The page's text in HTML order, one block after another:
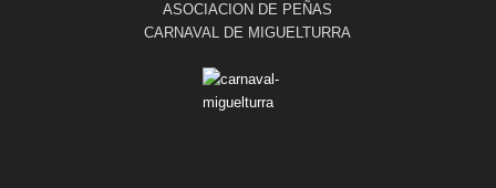
ASOCIACION DE PEÑAS
CARNAVAL DE MIGUELTURRA